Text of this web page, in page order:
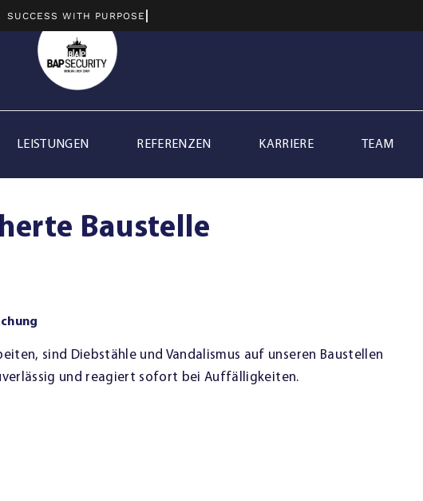
LEISTUNGEN REFERENZEN KARRIERE TEAM
Baustelle
sind Diebstähle und Vandalismus auf unseren Baustellen
und reagiert sofort bei Auffälligkeiten.